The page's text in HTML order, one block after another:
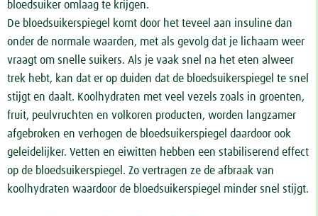
bloedsuiker omlaag te krijgen.
De bloedsuikerspiegel komt door het teveel aan insuline dan
onder de normale waarden, met als gevolg dat je lichaam weer
vraagt om snelle suikers. Als je vaak snel na het eten alweer
trek hebt, kan dat er op duiden dat de bloedsuikerspiegel te snel
stijgt en daalt. Koolhydraten met veel vezels zoals in groenten,
fruit, peulvruchten en volkoren producten, worden langzamer
afgebroken en verhogen de bloedsuikerspiegel daardoor ook
geleidelijker. Vetten en eiwitten hebben een stabiliserend effect
op de bloedsuikerspiegel. Zo vertragen ze de afbraak van
koolhydraten waardoor de bloedsuikerspiegel minder snel stijgt.